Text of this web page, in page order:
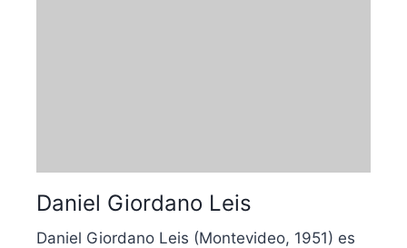
Daniel Giordano Leis
Daniel Giordano Leis (Montevideo, 1951) es